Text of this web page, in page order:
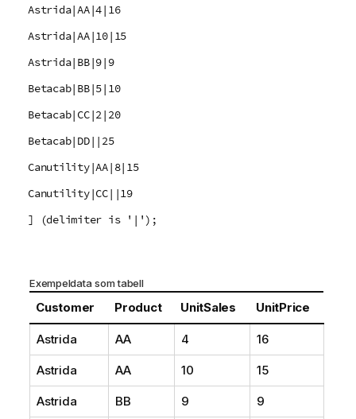
Astrida|AA|4|16
Astrida|AA|10|15
Astrida|BB|9|9
Betacab|BB|5|10
Betacab|CC|2|20
Betacab|DD||25
Canutility|AA|8|15
Canutility|CC||19
] (delimiter is '|');
Exempeldata som tabell
Customer Product UnitSales UnitPrice
Astrida AA 4 16
Astrida AA 10 15
Astrida BB 9 9